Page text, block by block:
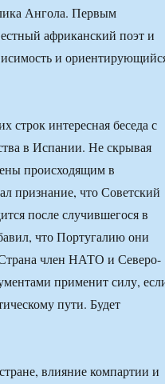
Ангола. Первым
африканский поэт и
и
строк интересная беседа с
в Испании. Не скрывая
происходящим в
признание, что Советский
после случившегося в
что Португалию они
Страна член НАТО и Северо-
применит силу,
пути. Будет
влияние компартии и